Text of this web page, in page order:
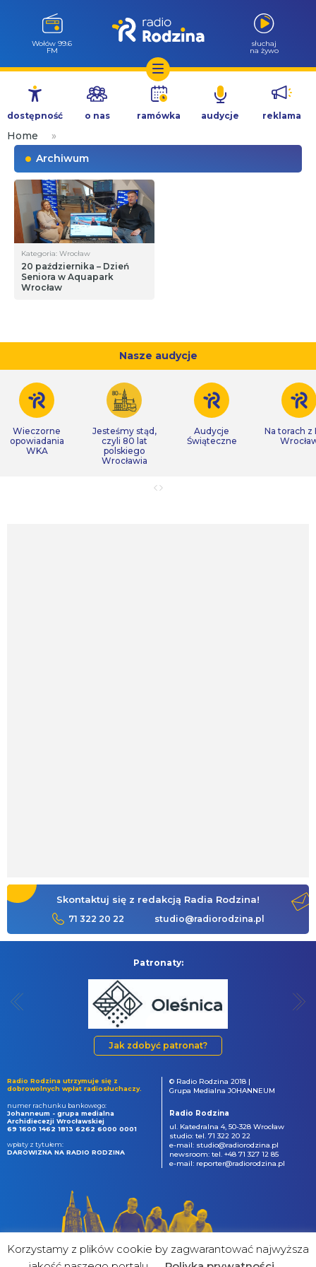
Przejdź
treści
Wołów 99.6
FM
słuchaj
na żywo
dostępność o nas ramówka audycje reklama
Home
»
Archiwum
Kategoria: Wrocław
20 października – Dzień
Seniora w Aquapark
Wrocław
Nasze audycje
Wieczorne
opowiadania
WKA
Jesteśmy stąd,
czyli 80 lat
polskiego
Wrocławia
Audycje
Świąteczne
Na torach z
Skontaktuj się z redakcją Radia Rodzina!
71 322 20 22 studio@radiorodzina.pl
Patronaty:
Jak zdobyć patronat?
Radio Rodzina utrzymuje się z
dobrowolnych wpłat radiosłuchaczy.
numer rachunku bankowego:
Johanneum - grupa medialna
Archidiecezji Wrocławskiej
69 1600 1462 1813 6262 6000 0001
wpłaty z tytułem:
DAROWIZNA NA RADIO RODZINA
© Radio Rodzina 2018 |
Grupa Medialna JOHANNEUM
Radio Rodzina
ul. Katedralna 4, 50-328 Wrocław
studio: tel. 71 322 20 22
e-mail: studio@radiorodzina.pl
newsroom: tel. +48 71 327 12 85
e-mail: reporter@radiorodzina.pl
Korzystamy z plików cookie by zagwarantować najwyższa